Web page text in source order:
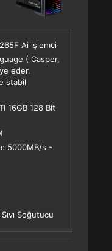
Ai işlemci
( Casper,
eder.
stabil
16GB 128 Bit
5000MB/s -
Soğutucu